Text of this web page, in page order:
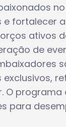
fortalecer
ativos
de
O
para